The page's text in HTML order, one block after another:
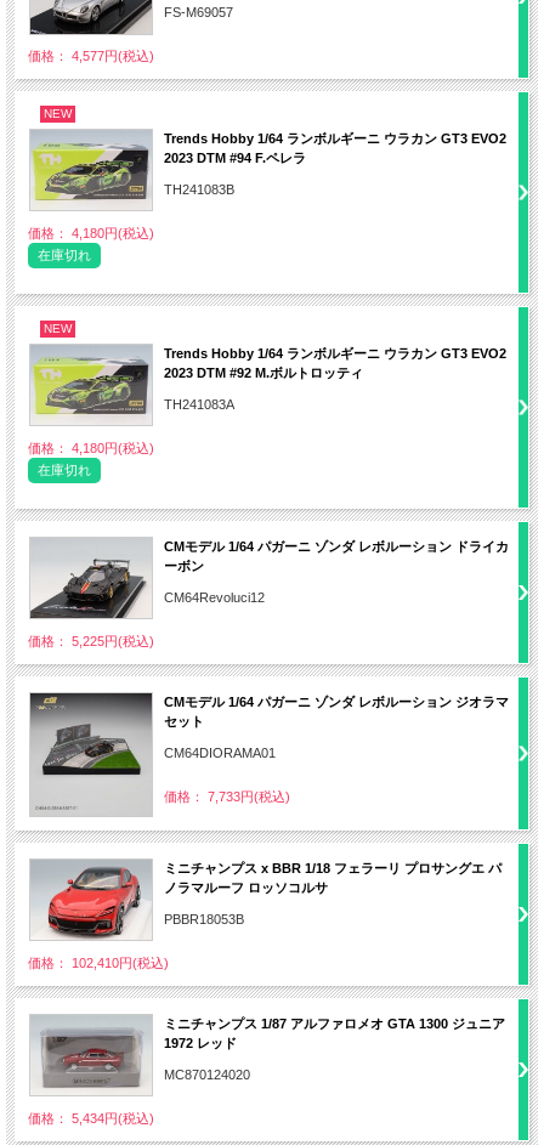
FS-M69057
価格： 4,577円(税込)
NEW
Trends Hobby 1/64 ランボルギーニ ウラカン GT3 EVO2
2023 DTM #94 F.ペレラ
TH241083B
価格： 4,180円(税込)
在庫切れ
NEW
Trends Hobby 1/64 ランボルギーニ ウラカン GT3 EVO2
2023 DTM #92 M.ボルトロッティ
TH241083A
価格： 4,180円(税込)
在庫切れ
CMモデル 1/64 パガーニ ゾンダ レボルーション ドライカ
ーボン
CM64Revoluci12
価格： 5,225円(税込)
CMモデル 1/64 パガーニ ゾンダ レボルーション ジオラマ
セット
CM64DIORAMA01
価格： 7,733円(税込)
ミニチャンプス x BBR 1/18 フェラーリ プロサングエ パ
ノラマルーフ ロッソコルサ
PBBR18053B
価格： 102,410円(税込)
ミニチャンプス 1/87 アルファロメオ GTA 1300 ジュニア
1972 レッド
MC870124020
価格： 5,434円(税込)